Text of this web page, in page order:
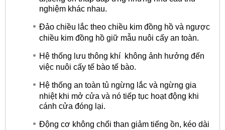
nghiệm khác nhau.
Đảo chiều lắc theo chiều kim đồng hồ và ngược
chiều kim đồng hồ giữ mẫu nuôi cấy an toàn.
Hệ thống lưu thông khí không ảnh hưởng đến
việc nuôi cấy tế bào tế bào.
Hệ thống an toàn tủ ngừng lắc và ngừng gia
nhiệt khi mở cửa và nó tiếp tục hoạt động khi
cánh cửa đóng lại.
Động cơ không chổi than giảm tiếng ồn, kéo dài